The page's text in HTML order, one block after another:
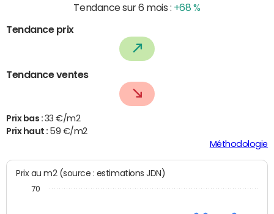
Tendance sur 6 mois : +68 %
Tendance prix
Tendance ventes
Prix bas : 33 €/m2
Prix haut : 59 €/m2
Méthodologie
Prix au m2 (source : estimations JDN)
70